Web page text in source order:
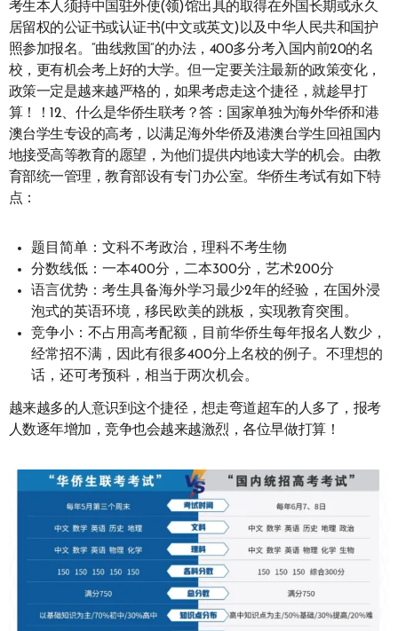
考生本人须持中国驻外使(领)馆出具的取得在外国长期或永久
居留权的公证书或认证书(中文或英文)以及中华人民共和国护
照参加报名。“曲线救国”的办法，400多分考入国内前20的名
校，更有机会考上好的大学。但一定要关注最新的政策变化，
政策一定是越来越严格的，如果考虑走这个捷径，就趁早打
算！！12、什么是华侨生联考？答：国家单独为海外华侨和港
澳台学生专设的高考，以满足海外华侨及港澳台学生回祖国内
地接受高等教育的愿望，为他们提供内地读大学的机会。由教
育部统一管理，教育部设有专门办公室。华侨生考试有如下特
点：
题目简单：文科不考政治，理科不考生物
分数线低：一本400分，二本300分，艺术200分
语言优势：考生具备海外学习最少2年的经验，在国外浸
泡式的英语环境，移民欧美的跳板，实现教育突围。
竞争小：不占用高考配额，目前华侨生每年报名人数少，
经常招不满，因此有很多400分上名校的例子。不理想的
话，还可考预科，相当于两次机会。
越来越多的人意识到这个捷径，想走弯道超车的人多了，报考
人数逐年增加，竞争也会越来越激烈，各位早做打算！